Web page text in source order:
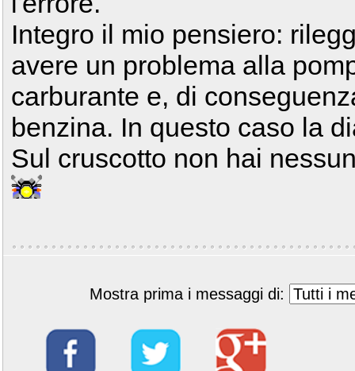
Integro il mio pensiero:
avere un problema alla
carburante e, di
benzina. In questo caso la
Sul cruscotto non hai
Mostra prima i messaggi di: